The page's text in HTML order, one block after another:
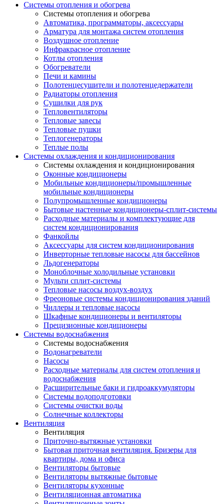
Системы отопления и обогрева
Системы отопления и обогрева
Автоматика, программаторы, аксессуары
Арматура для монтажа систем отопления
Воздушное отопление
Инфракрасное отопление
Котлы отопления
Обогреватели
Печи и камины
Полотенцесушители и полотенцедержатели
Радиаторы отопления
Сушилки для рук
Тепловентиляторы
Тепловые завесы
Тепловые пушки
Теплогенераторы
Теплые полы
Системы охлаждения и кондиционирования
Системы охлаждения и кондиционирования
Оконные кондиционеры
Мобильные кондиционеры/промышленные
мобильные кондиционеры
Полупромышленные кондиционеры
Бытовые настенные кондиционеры-сплит-системы
Расходные материалы и комплектующие для
систем кондиционирования
Фанкойлы
Аксессуары для систем кондиционирования
Инверторные тепловые насосы для бассейнов
Льдогенераторы
Моноблочные холодильные установки
Мульти сплит-системы
Тепловые насосы воздух-воздух
Фреоновые системы кондиционирования зданий
Чиллеры и тепловые насосы
Шкафные кондиционеры и вентиляторы
Прецизионные кондиционеры
Системы водоснабжения
Системы водоснабжения
Водонагреватели
Насосы
Расходные материалы для систем отопления и
водоснабжения
Расширительные баки и гидроаккумуляторы
Системы водоподготовки
Системы очистки воды
Солнечные коллекторы
Вентиляция
Вентиляция
Приточно-вытяжные установки
Бытовая приточная вентиляция. Бризеры для
квартиры, дома и офиса
Вентиляторы бытовые
Вентиляторы вытяжные бытовые
Вентиляторы кухонные
Вентиляционная автоматика